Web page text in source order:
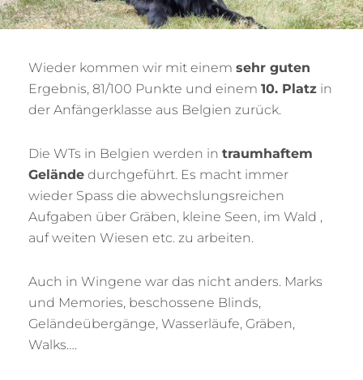
Wieder kommen wir mit einem sehr guten
Ergebnis, 81/100 Punkte und einem 10. Platz in
der Anfängerklasse aus Belgien zurück.
Die WTs in Belgien werden in traumhaftem
Gelände durchgeführt. Es macht immer
wieder Spass die abwechslungsreichen
Aufgaben über Gräben, kleine Seen, im Wald ,
auf weiten Wiesen etc. zu arbeiten.
Auch in Wingene war das nicht anders. Marks
und Memories, beschossene Blinds,
Geländeübergänge, Wasserläufe, Gräben,
Walks….